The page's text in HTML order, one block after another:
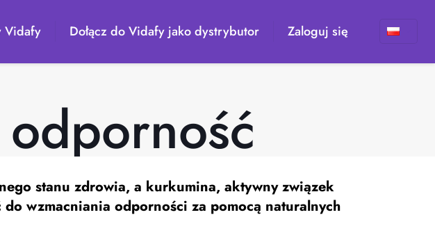
Vidafy Dołącz do Vidafy jako dystrybutor Zaloguj się
stanu zdrowia, a kurkumina, aktywny związek
wzmacniania odporności za pomocą naturalnych